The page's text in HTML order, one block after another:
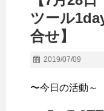
ツール
合せ】
2019/07/09
〜今日の活動～